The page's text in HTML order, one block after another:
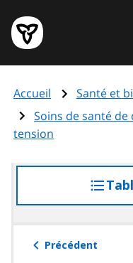
au
contenu
principal
Page
d'accueil
de
l'Ontario
Accueil
Santé et
Soins de santé
tension
Précédent